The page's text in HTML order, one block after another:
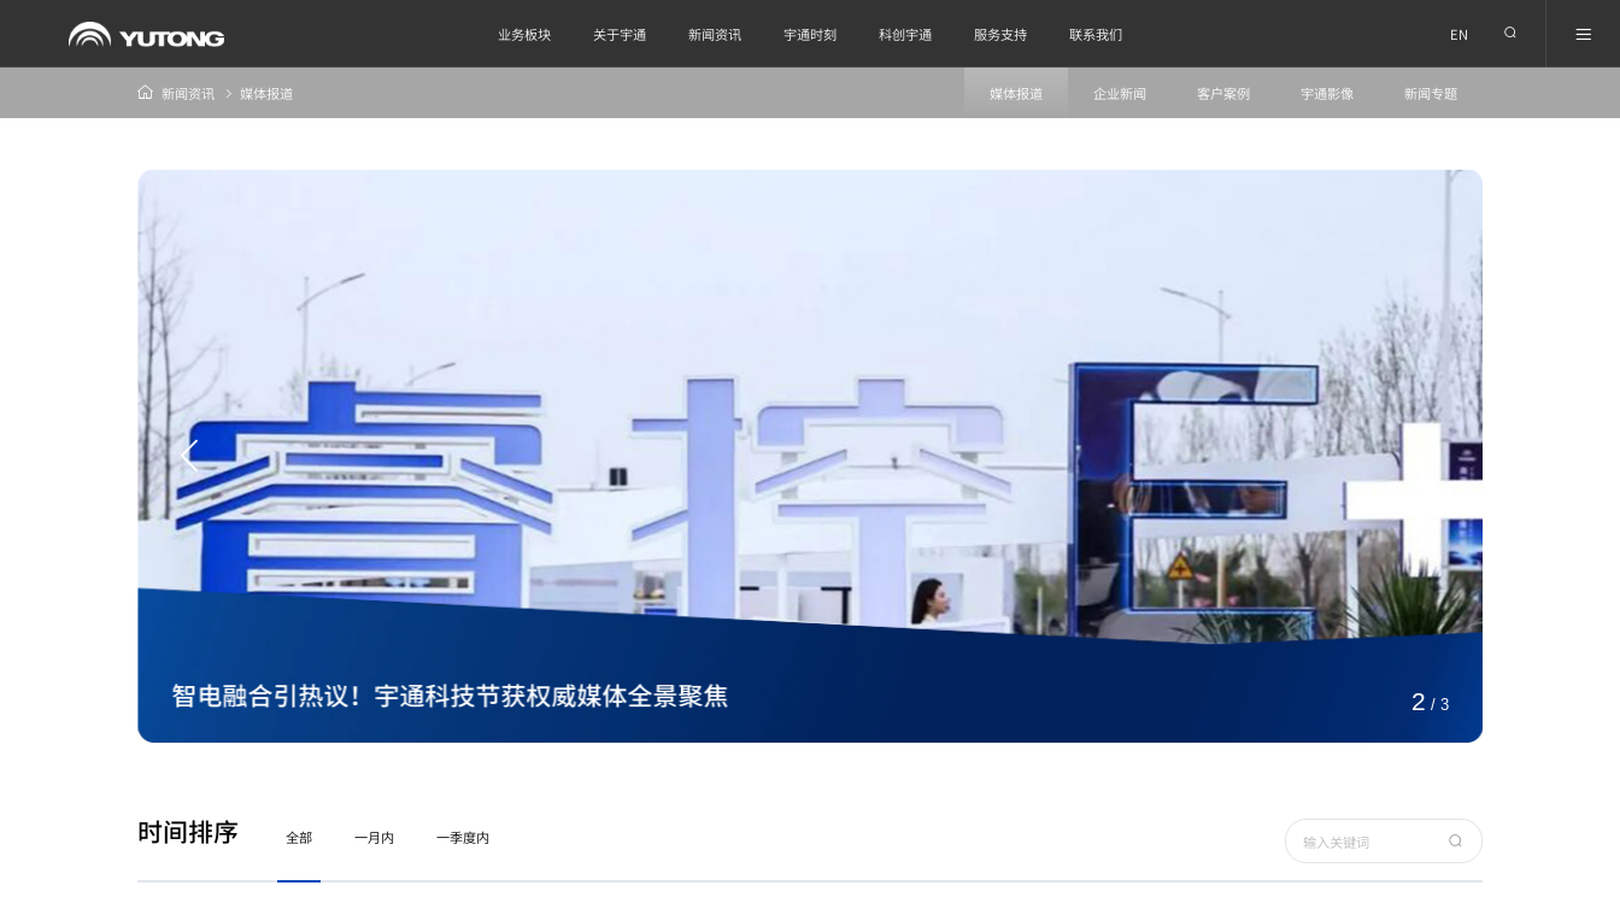
业务板块 关于宇通 新闻资讯 宇通时刻 科创宇通 服务支持 联系我们 EN
新闻资讯 媒体报道 媒体报道 企业新闻 客户案例 宇通影像 新闻专题
智电融合引热议！宇通科技节获权威媒体全景聚焦 2 / 3
时间排序 全部 一月内 一季度内